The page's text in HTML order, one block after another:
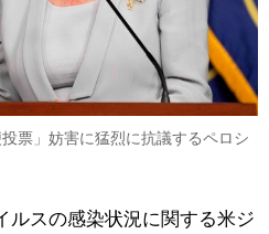
票」妨害に猛烈に抗議するペロシ
スの感染状況に関する米ジ